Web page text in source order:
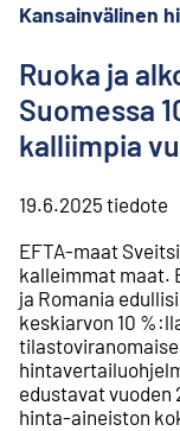
Kansainvälinen
Ruoka ja
Suomessa
kalliimpia
19.6.2025 tiedote
EFTA-maat
kalleimmat maat.
ja Romania
keskiarvon 10
edustavat vuoden
hinta-aineiston